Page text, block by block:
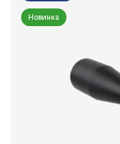
Новинка